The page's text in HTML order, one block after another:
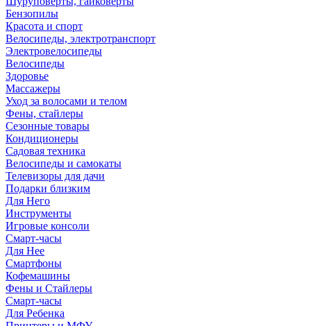
Бензопилы
Красота и спорт
Велосипеды, электротранспорт
Электровелосипеды
Велосипеды
Здоровье
Массажеры
Уход за волосами и телом
Фены, стайлеры
Сезонные товары
Кондиционеры
Садовая техника
Велосипеды и самокаты
Телевизоры для дачи
Подарки близким
Для Него
Инструменты
Игровые консоли
Смарт-часы
Для Нее
Смартфоны
Кофемашины
Фены и Стайлеры
Смарт-часы
Для Ребенка